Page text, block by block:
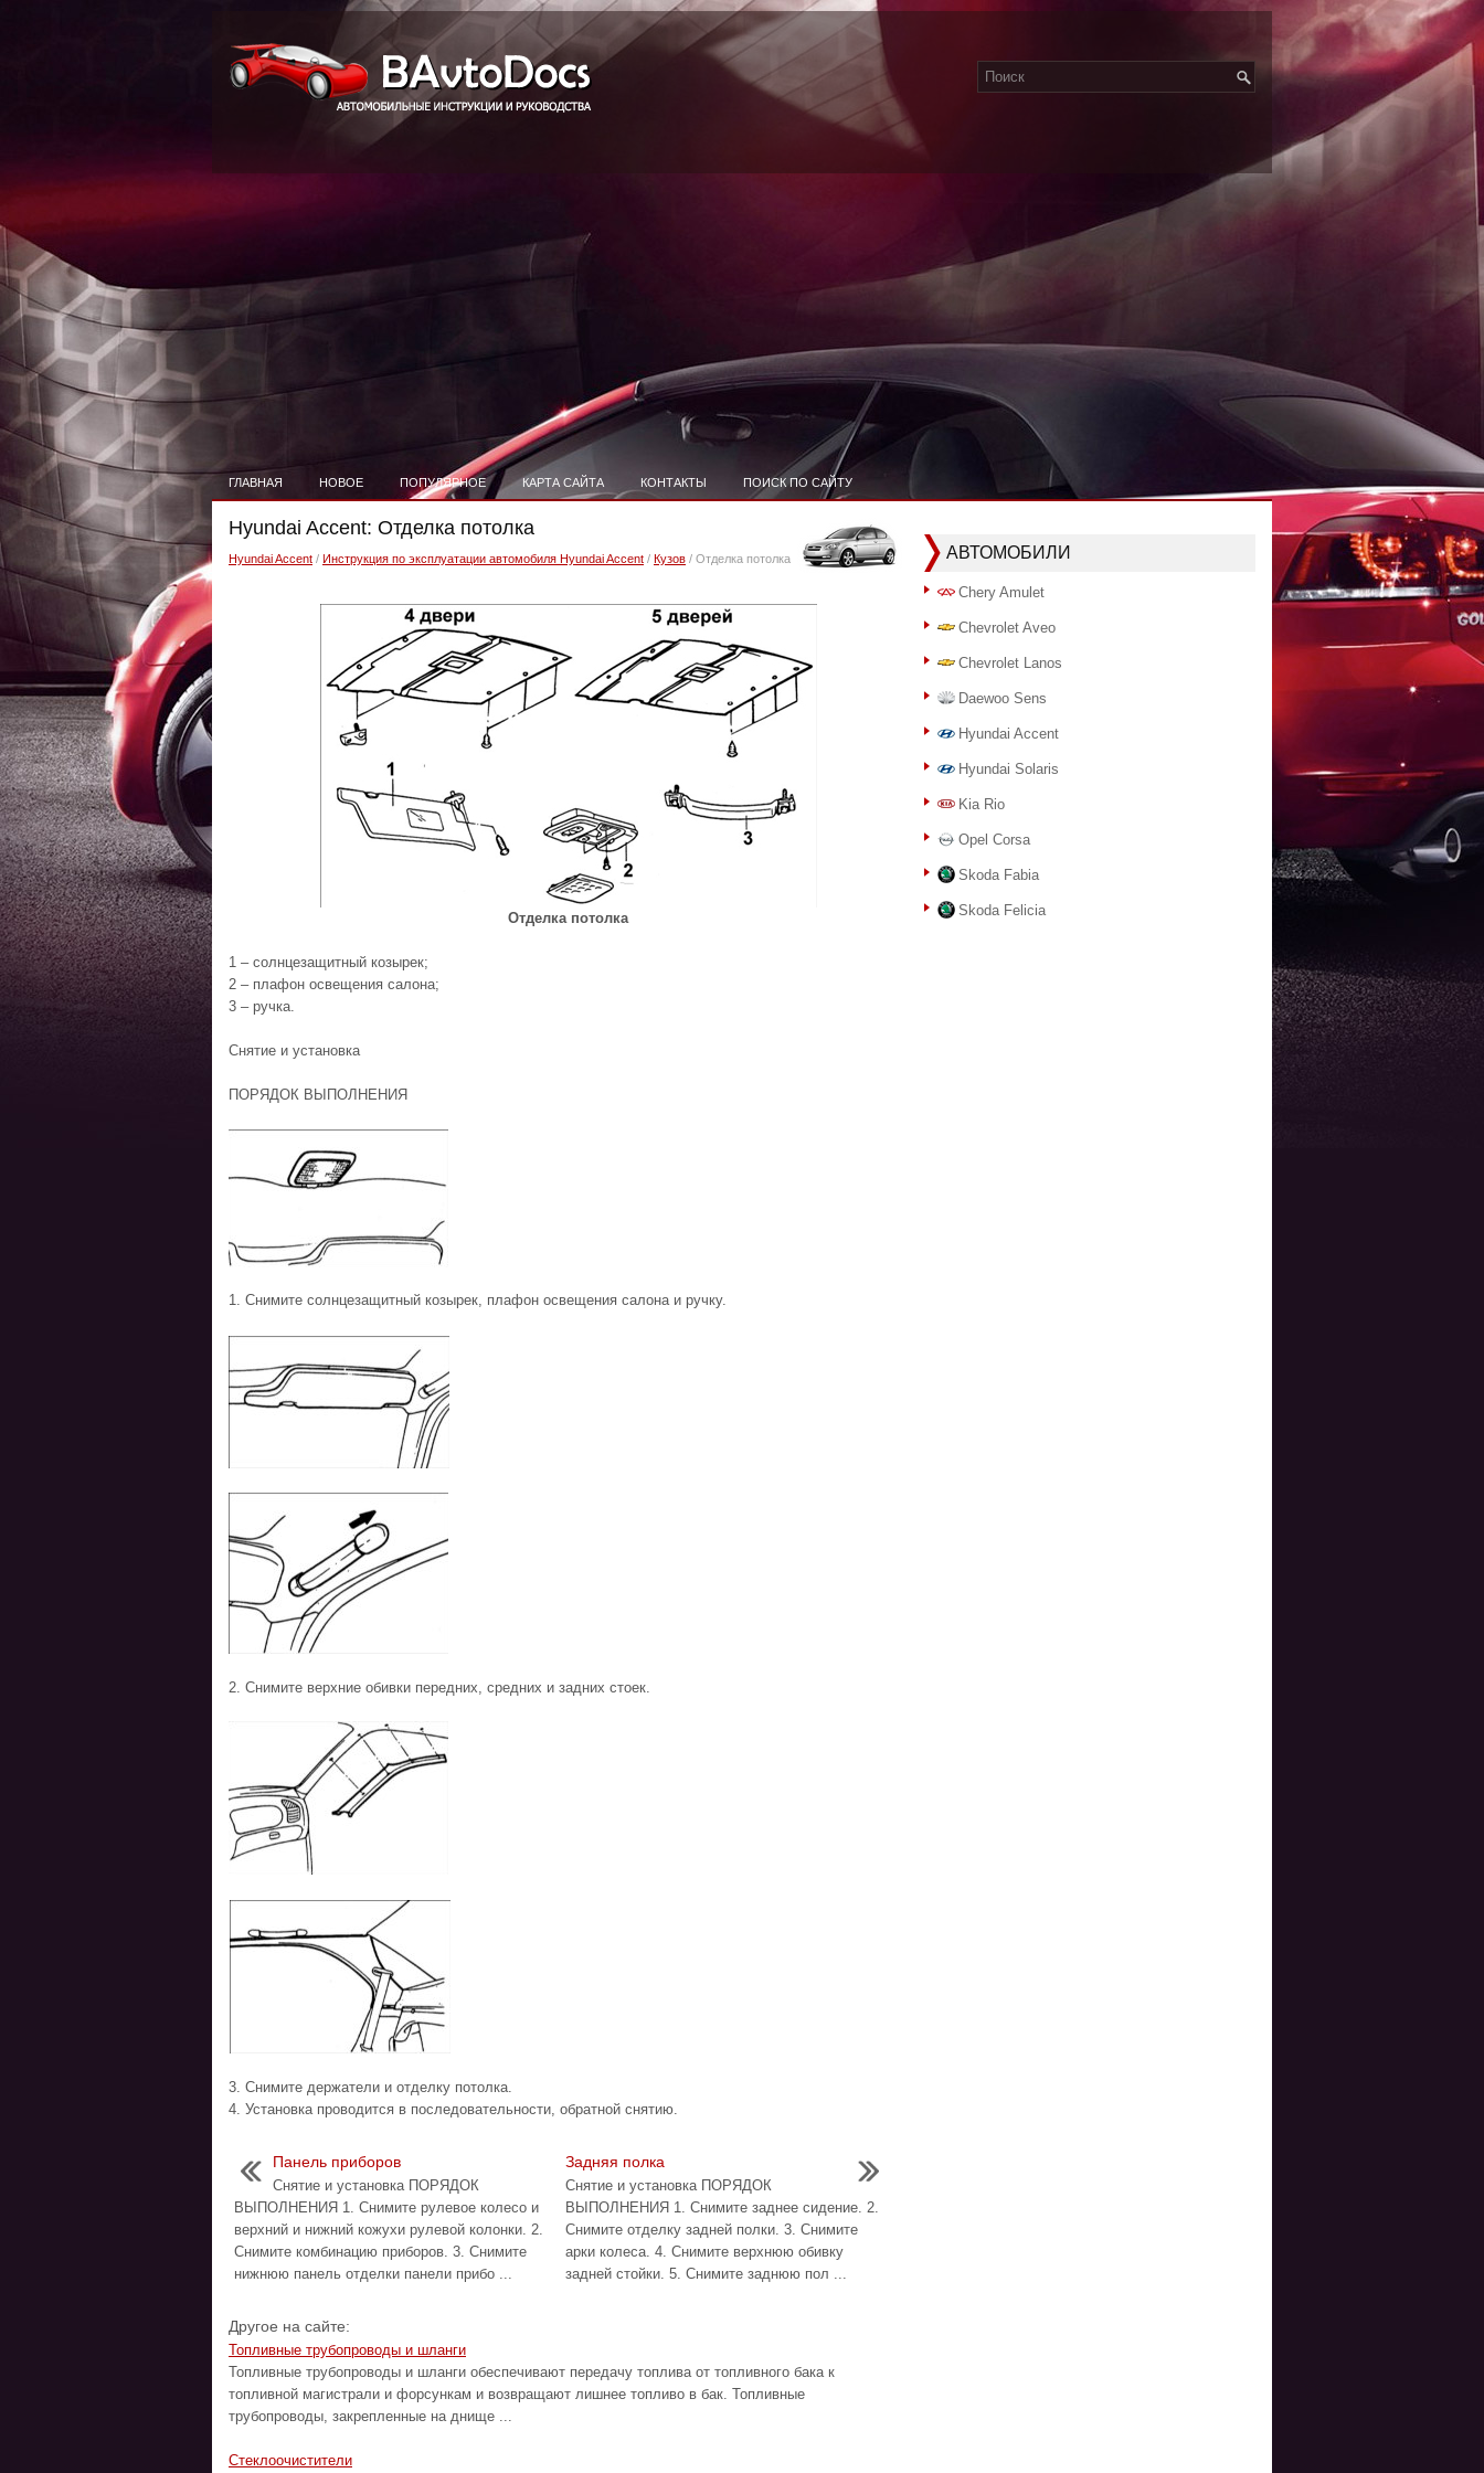
ГЛАВНАЯ НОВОЕ ПОПУЛЯРНОЕ КАРТА САЙТА КОНТАКТЫ ПОИСК ПО САЙТУ
Hyundai Accent: Отделка потолка
Hyundai Accent / Инструкция по эксплуатации автомобиля Hyundai Accent / Кузов / Отделка потолка
Отделка потолка
1 – солнцезащитный козырек;
2 – плафон освещения салона;
3 – ручка.
Снятие и установка
ПОРЯДОК ВЫПОЛНЕНИЯ
1. Снимите солнцезащитный козырек, плафон освещения салона и ручку.
2. Снимите верхние обивки передних, средних и задних стоек.
3. Снимите держатели и отделку потолка.
4. Установка проводится в последовательности, обратной снятию.
Панель приборов
Снятие и установка ПОРЯДОК
ВЫПОЛНЕНИЯ 1. Снимите рулевое колесо и
верхний и нижний кожухи рулевой колонки. 2.
Снимите комбинацию приборов. 3. Снимите
нижнюю панель отделки панели прибо ...
Задняя полка
Снятие и установка ПОРЯДОК
ВЫПОЛНЕНИЯ 1. Снимите заднее сидение. 2.
Снимите отделку задней полки. 3. Снимите
арки колеса. 4. Снимите верхнюю обивку
задней стойки. 5. Снимите заднюю пол ...
Другое на сайте:
Топливные трубопроводы и шланги
Топливные трубопроводы и шланги обеспечивают передачу топлива от топливного бака к
топливной магистрали и форсункам и возвращают лишнее топливо в бак. Топливные
трубопроводы, закрепленные на днище ...
Стеклоочистители
АВТОМОБИЛИ
Chery Amulet
Chevrolet Aveo
Chevrolet Lanos
Daewoo Sens
Hyundai Accent
Hyundai Solaris
Kia Rio
Opel Corsa
Skoda Fabia
Skoda Felicia